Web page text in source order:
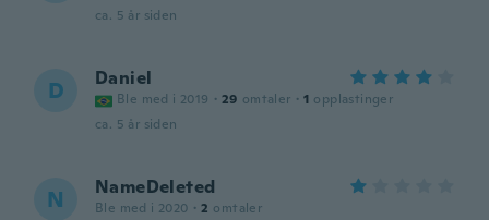
ca. 5 år siden
D Daniel
Ble med i 2019 · 29 omtaler · 1 opplastinger
ca. 5 år siden
N NameDeleted
Ble med i 2020 · 2 omtaler